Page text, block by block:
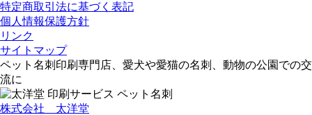
特定商取引法に基づく表記
個人情報保護方針
リンク
サイトマップ
ペット名刺印刷専門店、愛犬や愛猫の名刺、動物の公園での交
流に
株式会社 太洋堂